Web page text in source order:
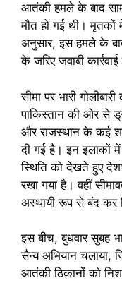
आतंकी हमले के बाद
मौत हो गई थी।
अनुसार, इस हमले के
के जरिए जवाबी
सीमा पर भारी
पाकिस्तान की ओर से
और राजस्थान के कई
दी गई है। इन इलाकों
स्थिति को देखते हुए
रखा गया है। वहीं
अस्थायी रूप से बंद कर
इस बीच, बुधवार सुबह
सैन्य अभियान चलाया,
आतंकी ठिकानों को